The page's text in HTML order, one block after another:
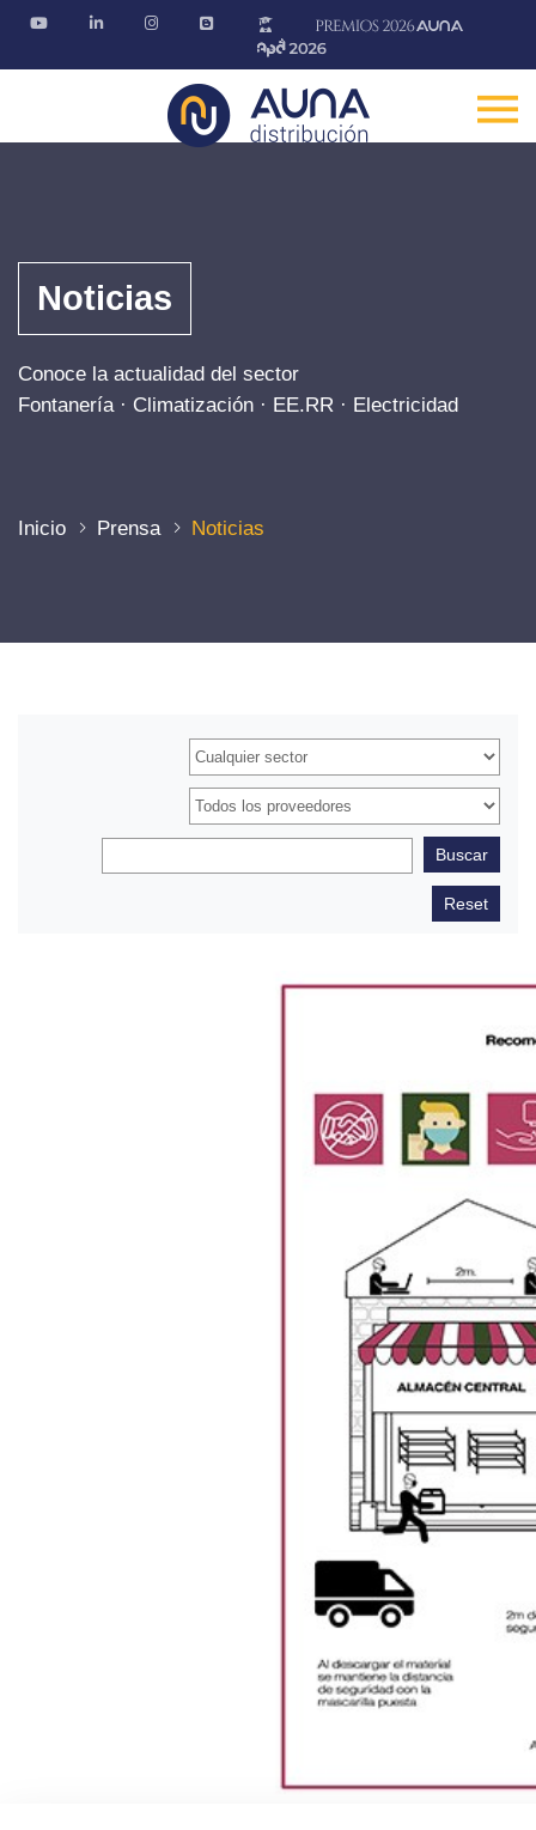
Noticias
Conoce la actualidad del sector
Fontanería · Climatización · EE.RR · Electricidad
Inicio Prensa Noticias